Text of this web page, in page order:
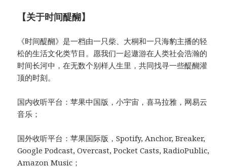
【关于时间醍醐】
《时间醍醐》是一档由一只柴、大桐和一只海豹主播的轻
松的生活文化类节目。愿我们一起遨游在人类社会浩瀚的
时间长河中，在无数个别样人生里，共同找寻一些醍醐灌
顶的时刻。
国内收听平台：苹果中国版，小宇宙，喜马拉雅，网易云
音乐；
国外收听平台：苹果国际版，Spotify, Anchor, Breaker,
Google Podcast, Overcast, Pocket Casts, RadioPublic,
Amazon Music；